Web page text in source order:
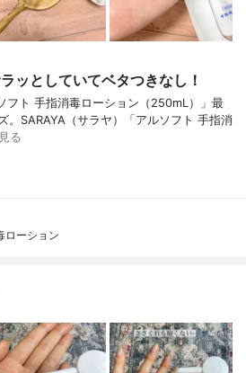
ッとしていてベタつきなし！
フト 手指消毒ローション（250mL）」最
。SARAYA（サラヤ）「アルソフト 手指消
る
ローション